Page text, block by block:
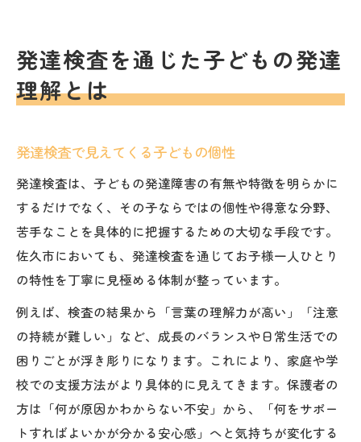
発達検査を通じた子どもの発達
理解とは
発達検査で見えてくる子どもの個性
発達検査は、子どもの発達障害の有無や特徴を明らかに
するだけでなく、その子ならではの個性や得意な分野、
苦手なことを具体的に把握するための大切な手段です。
佐久市においても、発達検査を通じてお子様一人ひとり
の特性を丁寧に見極める体制が整っています。
例えば、検査の結果から「言葉の理解力が高い」「注意
の持続が難しい」など、成長のバランスや日常生活での
困りごとが浮き彫りになります。これにより、家庭や学
校での支援方法がより具体的に見えてきます。保護者の
方は「何が原因かわからない不安」から、「何をサポー
トすればよいかが分かる安心感」へと気持ちが変化する